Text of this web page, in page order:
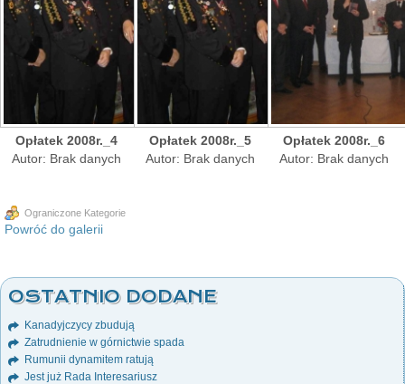
Opłatek 2008r._4
Autor: Brak danych
Opłatek 2008r._5
Autor: Brak danych
Opłatek 2008r._6
Autor: Brak danych
Ograniczone Kategorie
Powróć do galerii
OSTATNIO DODANE
Kanadyjczycy zbudują
Zatrudnienie w górnictwie spada
Rumunii dynamitem ratują
Jest już Rada Interesariusz